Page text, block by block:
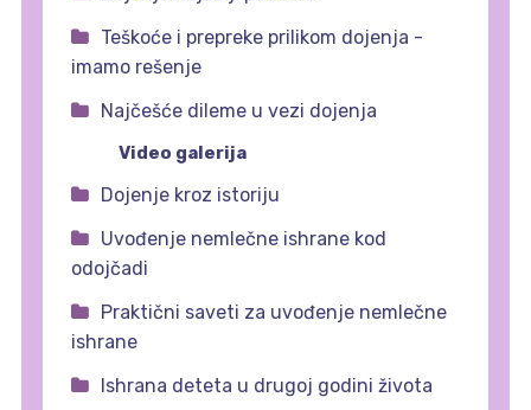
Teškoće i prepreke prilikom dojenja -
imamo rešenje
Najčešće dileme u vezi dojenja
Video galerija
Dojenje kroz istoriju
Uvođenje nemlečne ishrane kod
odojčadi
Praktični saveti za uvođenje nemlečne
ishrane
Ishrana deteta u drugoj godini života